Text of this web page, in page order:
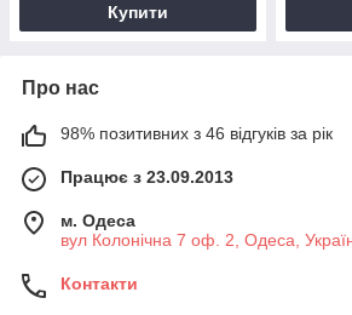
Купити
Про нас
98% позитивних з 46 відгуків за рік
Працює з 23.09.2013
м. Одеса
вул Колонічна 7 оф. 2, Одеса,
Контакти